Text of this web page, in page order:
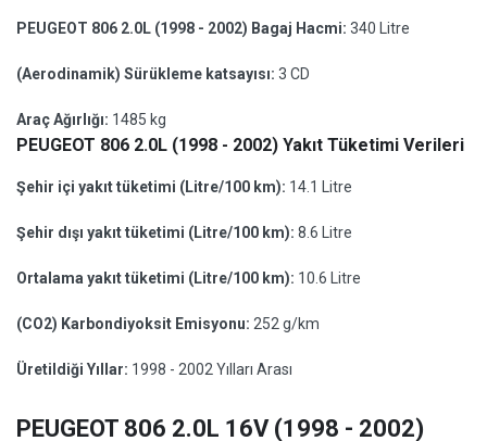
PEUGEOT 806 2.0L (1998 - 2002) Bagaj Hacmi: 340 Litre
(Aerodinamik) Sürükleme katsayısı: 3 CD
Araç Ağırlığı: 1485 kg
PEUGEOT 806 2.0L (1998 - 2002) Yakıt Tüketimi Verileri
Şehir içi yakıt tüketimi (Litre/100 km): 14.1 Litre
Şehir dışı yakıt tüketimi (Litre/100 km): 8.6 Litre
Ortalama yakıt tüketimi (Litre/100 km): 10.6 Litre
(CO2) Karbondiyoksit Emisyonu: 252 g/km
Üretildiği Yıllar: 1998 - 2002 Yılları Arası
PEUGEOT 806 2.0L 16V (1998 - 2002)